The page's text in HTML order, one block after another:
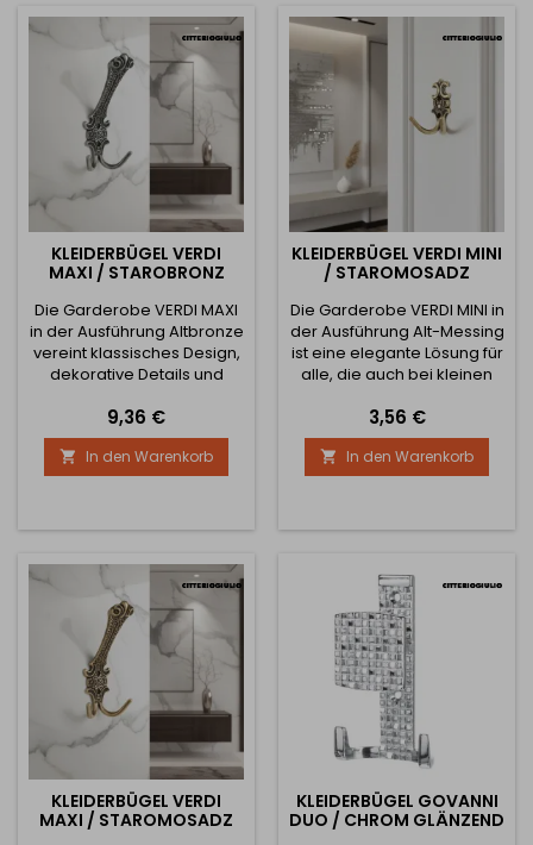
dem Interieur einen
authentischen historischen
Charakter. Die...
wodurch sie als stilvoller
Akzent im Innenraum wirkt
– selbst auf den kleinsten
Flächen. Der doppelte Arm
KLEIDERBÜGEL VERDI
MAXI / STAROBRONZ
Die Garderobe VERDI MAXI
in der Ausführung Altbronze
vereint klassisches Design,
dekorative Details und
Stabilität. Ihre reich
geformten Linien und
Relief-Ornamente
erzeugen den Eindruck
Elements, das dem
Persönlichkeit und Charme
verleiht. Dank der
dreiteiligen Ausführung
bietet sie...
Preis
9,36 €
 In den Warenkorb
KLEIDERBÜGEL VERDI MINI
/ STAROMOSADZ
Die Garderobe VERDI MINI in
der Ausführung Alt-Messing
ist eine elegante Lösung für
alle, die auch bei kleinen
historischen oder Vintage-
Touch ins Interieur bringen
möchten. Ihre reliefartige
Verzierung und die
erinnern an klassische
kleinen künstlerischen
Accessoire....
Preis
3,56 €
 In den Warenkorb
KLEIDERBÜGEL VERDI
MAXI / STAROMOSADZ
KLEIDERBÜGEL GOVANNI
DUO / CHROM GLÄNZEND